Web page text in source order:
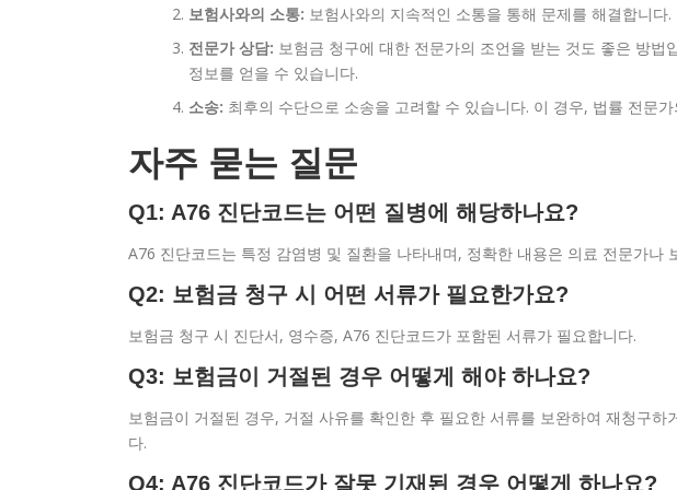
보험사와의 소통: 보험사와의 지속적인 소통을 통해 문제를 해결합니
전문가 상담: 보험금 청구에 대한 전문가의 조언을 받는 것도 좋은 방법
정보를 얻을 수 있습니다.
소송: 최후의 수단으로 소송을 고려할 수 있습니다. 이 경우, 법률 전문
자주 묻는 질문
Q1: A76 진단코드는 어떤 질병에 해당하나요?
A76 진단코드는 특정 감염병 및 질환을 나타내며, 정확한 내용은 의료 전문가나
Q2: 보험금 청구 시 어떤 서류가 필요한가요?
보험금 청구 시 진단서, 영수증, A76 진단코드가 포함된 서류가 필요합니다.
Q3: 보험금이 거절된 경우 어떻게 해야 하나요?
보험금이 거절된 경우, 거절 사유를 확인한 후 필요한 서류를 보완하여 재청구
다.
Q4: A76 진단코드가 잘못 기재된 경우 어떻게 하나요?